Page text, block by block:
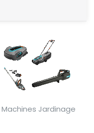
Machines Jardinage